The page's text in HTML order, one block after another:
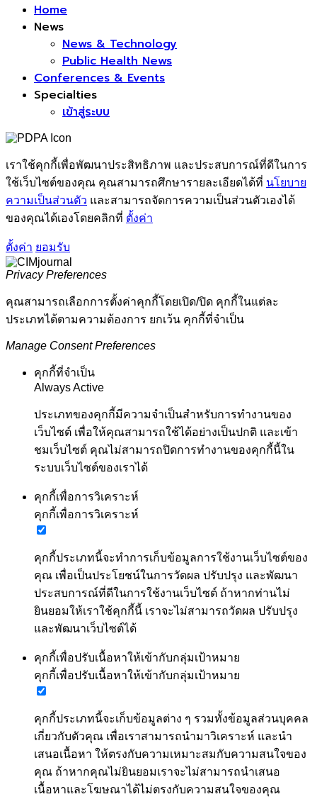
Home
News
News & Technology
Public Health News
Conferences & Events
Specialties
เข้าสู่ระบบ
เราใช้คุกกี้เพื่อพัฒนาประสิทธิภาพ และประสบการณ์ที่ดีในการ
ใช้เว็บไซต์ของคุณ คุณสามารถศึกษารายละเอียดได้ที่ นโยบาย
ความเป็นส่วนตัว และสามารถจัดการความเป็นส่วนตัวเองได้
ของคุณได้เองโดยคลิกที่ ตั้งค่า
ตั้งค่า ยอมรับ
Privacy Preferences
คุณสามารถเลือกการตั้งค่าคุกกี้โดยเปิด/ปิด คุกกี้ในแต่ละ
ประเภทได้ตามความต้องการ ยกเว้น คุกกี้ที่จำเป็น
Manage Consent Preferences
คุกกี้ที่จำเป็น
Always Active
ประเภทของคุกกี้มีความจำเป็นสำหรับการทำงานของ
เว็บไซต์ เพื่อให้คุณสามารถใช้ได้อย่างเป็นปกติ และเข้า
ชมเว็บไซต์ คุณไม่สามารถปิดการทำงานของคุกกี้นี้ใน
ระบบเว็บไซต์ของเราได้
คุกกี้เพื่อการวิเคราะห์
คุกกี้เพื่อการวิเคราะห์
คุกกี้ประเภทนี้จะทำการเก็บข้อมูลการใช้งานเว็บไซต์ของ
คุณ เพื่อเป็นประโยชน์ในการวัดผล ปรับปรุง และพัฒนา
ประสบการณ์ที่ดีในการใช้งานเว็บไซต์ ถ้าหากท่านไม่
ยินยอมให้เราใช้คุกกี้นี้ เราจะไม่สามารถวัดผล ปรับปรุง
และพัฒนาเว็บไซต์ได้
คุกกี้เพื่อปรับเนื้อหาให้เข้ากับกลุ่มเป้าหมาย
คุกกี้เพื่อปรับเนื้อหาให้เข้ากับกลุ่มเป้าหมาย
คุกกี้ประเภทนี้จะเก็บข้อมูลต่าง ๆ รวมทั้งข้อมูลส่วนบุคคล
เกี่ยวกับตัวคุณ เพื่อเราสามารถนำมาวิเคราะห์ และนำ
เสนอเนื้อหา ให้ตรงกับความเหมาะสมกับความสนใจของ
คุณ ถ้าหากคุณไม่ยินยอมเราจะไม่สามารถนำเสนอ
เนื้อหาและโฆษณาได้ไม่ตรงกับความสนใจของคุณ